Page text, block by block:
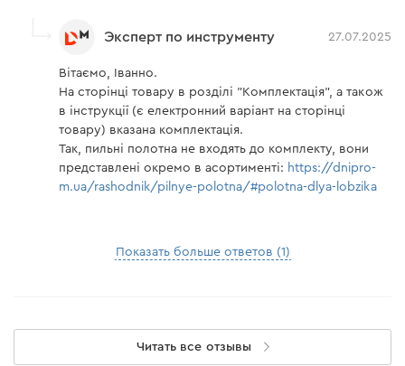
Эксперт по инструменту 27.07.2025
Вітаємо, Іванно.
На сторінці товару в розділі "Комплектація", а також
в інструкції (є електронний варіант на сторінці
товару) вказана комплектація.
Так, пильні полотна не входять до комплекту, вони
представлені окремо в асортименті: https://dnipro-
m.ua/rashodnik/pilnye-polotna/#polotna-dlya-lobzika
Показать больше ответов (1)
Читать все отзывы